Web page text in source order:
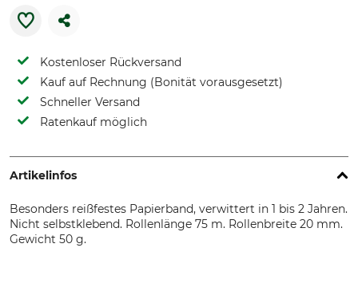
Kostenloser Rückversand
Kauf auf Rechnung (Bonität vorausgesetzt)
Schneller Versand
Ratenkauf möglich
Artikelinfos
Besonders reißfestes Papierband, verwittert in 1 bis 2 Jahren.
Nicht selbstklebend. Rollenlänge 75 m. Rollenbreite 20 mm.
Gewicht 50 g.